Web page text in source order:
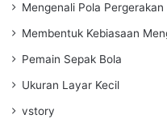
Mengenali Pola
Membentuk Kebiasaan
Pemain Sepak Bola
Ukuran Layar Kecil
vstory